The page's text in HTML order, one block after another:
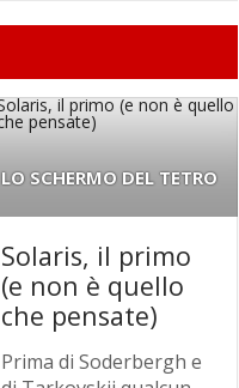
LO SCHERMO DEL TETRO
Solaris, il primo
(e non è quello
che pensate)
Prima di Soderbergh e